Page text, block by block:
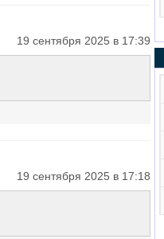
19 сентября 2025 в 17:39
19 сентября 2025 в 17:18